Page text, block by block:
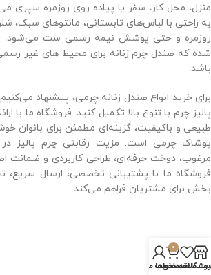
منزل، محل کار، سفر یا پیاده ‌روی روزمره سپری
به ‌راحتی با لباس‌های تابستانی، مانتوهای سبک،
روزمره و حتی پوشش نیمه ‌رسمی ست می‌شود.
شده که صندل چرم زنانه برای محیط‌ های غیر
باشد.
برای خرید انواع صندل زنانه چرمی، پیشنهاد
پالیز چرم با تنوع بالا تکمیل کنید. فروشگاه ما با
طبیعی و با‌کیفیت، گزینه‌ای مطمئن برای بانوان
پوشاک چرمی است. مزیت رقابتی چرم پالیز در
مرغوب، دوخت حرفه‌ای، طراحی کاربردی و ضمانت
فروشگاه ما با پشتیبانی تخصصی، ارسال سریع،
‌بخش برای مشتریان فراهم می‌کند.
علاقه‌مندی‌ها
0
سبد خرید
حساب من